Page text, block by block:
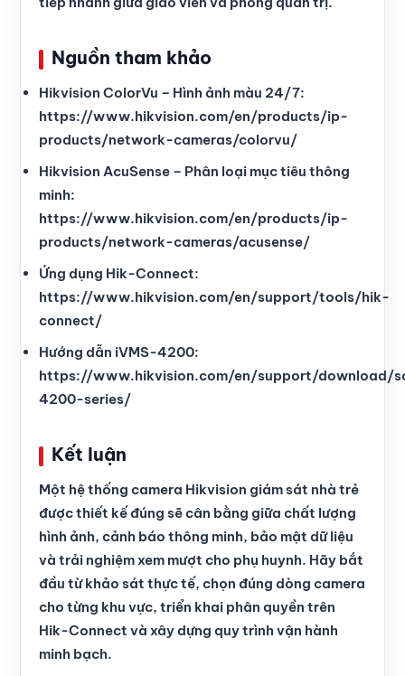
Nguồn tham khảo
Hikvision ColorVu – Hình ảnh màu 24/7:
https://www.hikvision.com/en/products/ip-
products/network-cameras/colorvu/
Hikvision AcuSense – Phân loại mục tiêu thông
minh:
https://www.hikvision.com/en/products/ip-
products/network-cameras/acusense/
Ứng dụng Hik-Connect:
https://www.hikvision.com/en/support/tools/hik-
connect/
Hướng dẫn iVMS-4200:
https://www.hikvision.com/en/support/download/
4200-series/
Kết luận
Một hệ thống camera Hikvision giám sát nhà trẻ
được thiết kế đúng sẽ cân bằng giữa chất lượng
hình ảnh, cảnh báo thông minh, bảo mật dữ liệu
và trải nghiệm xem mượt cho phụ huynh. Hãy bắt
đầu từ khảo sát thực tế, chọn đúng dòng camera
cho từng khu vực, triển khai phân quyền trên
Hik-Connect và xây dựng quy trình vận hành
minh bạch.